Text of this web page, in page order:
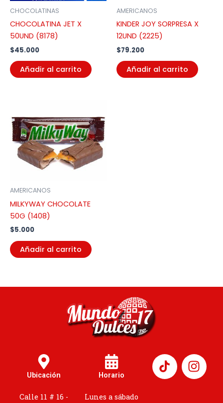
CHOCOLATINAS
CHOCOLATINA JET X
50UND (8178)
$45.000
Añadir al carrito
AMERICANOS
KINDER JOY SORPRESA X
12UND (2225)
$79.200
Añadir al carrito
AMERICANOS
MILKYWAY CHOCOLATE
50G (1408)
$5.000
Añadir al carrito
Ubicación
Calle 11 # 16 -
Horario
Lunes a sábado
I
n
s